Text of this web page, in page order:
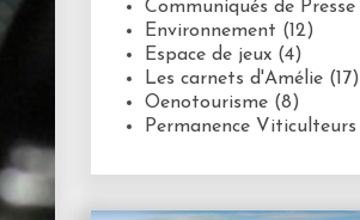
Communiqués de Presse
Environnement (12)
Espace de jeux (4)
Les carnets d'Amélie (17)
Oenotourisme (8)
Permanence Viticulteurs